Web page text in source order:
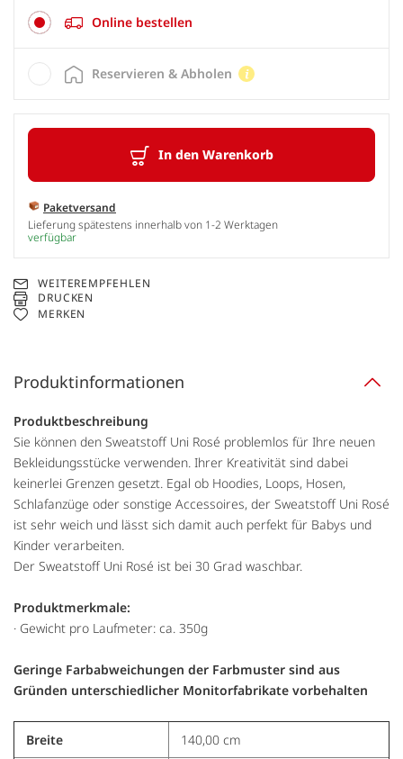
Online bestellen
In den Warenkorb
Paketversand
Lieferung spätestens innerhalb von 1-2 Werktagen
verfügbar
Reservieren & Abholen
WEITEREMPFEHLEN
DRUCKEN
MERKEN
Produktinformationen
Produktbeschreibung
Sie können den Sweatstoff Uni Rosé problemlos für Ihre neuen
Bekleidungsstücke verwenden. Ihrer Kreativität sind dabei
keinerlei Grenzen gesetzt. Egal ob Hoodies, Loops, Hosen,
Schlafanzüge oder sonstige Accessoires, der Sweatstoff Uni Rosé
ist sehr weich und lässt sich damit auch perfekt für Babys und
Kinder verarbeiten.
Der Sweatstoff Uni Rosé ist bei 30 Grad waschbar.
Produktmerkmale:
· Gewicht pro Laufmeter: ca. 350g
Geringe Farbabweichungen der Farbmuster sind aus
Gründen unterschiedlicher Monitorfabrikate vorbehalten
Breite 140,00 cm